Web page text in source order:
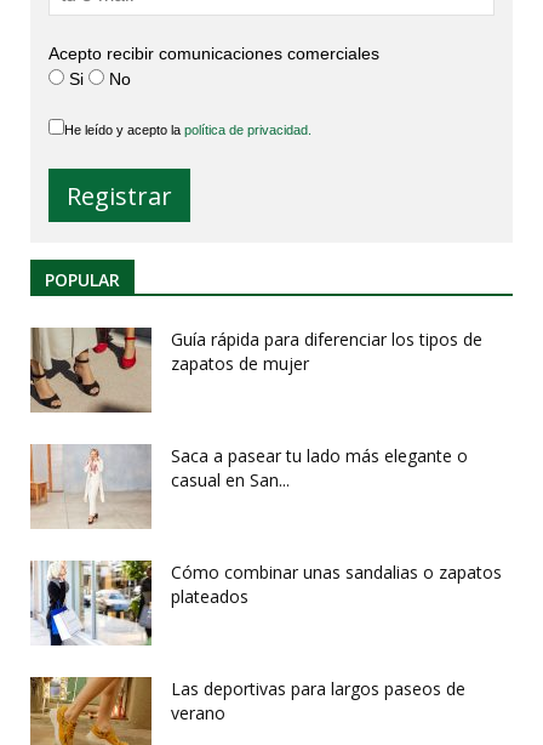
Acepto recibir comunicaciones comerciales
Si
No
He leído y acepto la política de privacidad.
POPULAR
Guía rápida para diferenciar los tipos de
zapatos de mujer
Saca a pasear tu lado más elegante o
casual en San...
Cómo combinar unas sandalias o zapatos
plateados
Las deportivas para largos paseos de
verano